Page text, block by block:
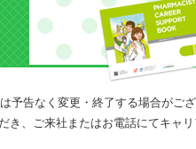
予告なく変更・終了する場合がござ
、ご来社またはお電話にてキャ